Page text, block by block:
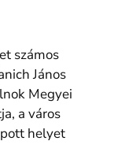
számos
János
Megyei
a város
helyet